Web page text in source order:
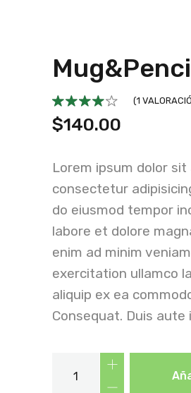
(1
$140.00
Lorem ipsum dolor sit
consectetur
do eiusmod tempor
labore et dolore
enim ad minim
exercitation ullamco
aliquip ex ea
Consequat. Duis aute